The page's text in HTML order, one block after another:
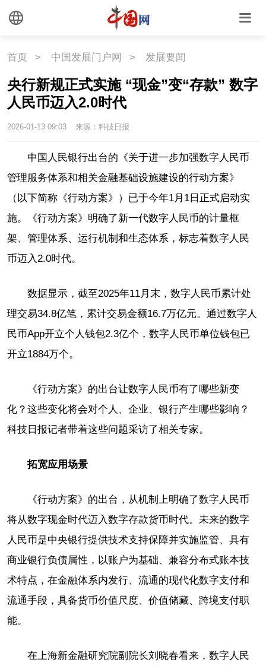
首页 > 中国发展门户网 > 发展要闻
央行新规正式实施 “现金”变“存款” 数字
人民币迈入2.0时代
2026-01-13 09:03 来源：科技日报
中国人民银行出台的《关于进一步加强数字人民币
管理服务体系和相关金融基础设施建设的行动方案》
（以下简称《行动方案》）已于今年1月1日正式启动实
施。《行动方案》明确了新一代数字人民币的计量框
架、管理体系、运行机制和生态体系，标志着数字人民
币迈入2.0时代。
数据显示，截至2025年11月末，数字人民币累计处
理交易34.8亿笔，累计交易金额16.7万亿元。通过数字人
民币App开立个人钱包2.3亿个，数字人民币单位钱包已
开立1884万个。
《行动方案》的出台让数字人民币有了哪些新变
化？这些变化将会对个人、企业、银行产生哪些影响？
科技日报记者带着这些问题采访了相关专家。
拓宽应用场景
《行动方案》的出台，从机制上明确了数字人民币
将从数字现金时代迈入数字存款货币时代。未来的数字
人民币是中央银行提供技术支持保障并实施监管、具有
商业银行负债属性，以账户为基础、兼容分布式账本技
术特点，在金融体系内发行、流通的现代化数字支付和
流通手段，具备货币价值尺度、价值储藏、跨境支付职
能。
在上海新金融研究院副院长刘晓春看来，数字人民